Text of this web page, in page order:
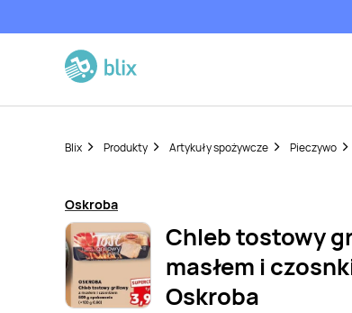
Blix Produkty Artykuły spożywcze Pieczywo
Oskroba
Chleb tostowy
masłem i
Oskroba